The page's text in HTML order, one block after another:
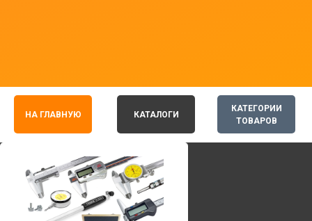
КАТЕГОРИИ
ТОВАРОВ
НА ГЛАВНУЮ КАТАЛОГИ